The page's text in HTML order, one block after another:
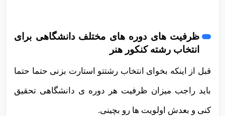
ظرفیت های دوره های مختلف دانشگاهی برای
انتخاب رشته کنکور هنر
قبل از اینکه بخوای انتخاب رشتتو استارت بزنی حتما حتما
باید راجب میزان ظرفیت هر دوره ی دانشگاهی تحقیق
کنی و بعدش اولویت ها رو بچینی.